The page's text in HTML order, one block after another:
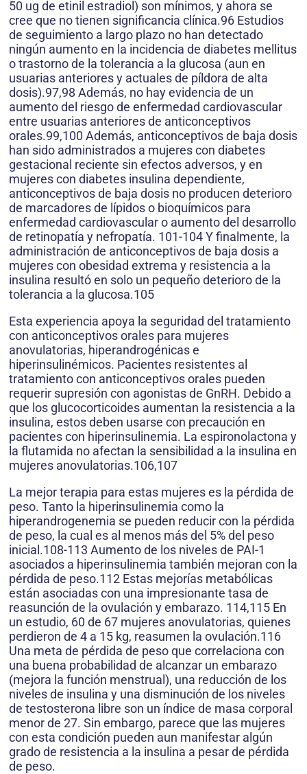
50 ug de etinil estradiol) son mínimos, y ahora se
cree que no tienen significancia clínica.96 Estudios
de seguimiento a largo plazo no han detectado
ningún aumento en la incidencia de diabetes mellitus
o trastorno de la tolerancia a la glucosa (aun en
usuarias anteriores y actuales de píldora de alta
dosis).97,98 Además, no hay evidencia de un
aumento del riesgo de enfermedad cardiovascular
entre usuarias anteriores de anticonceptivos
orales.99,100 Además, anticonceptivos de baja dosis
han sido administrados a mujeres con diabetes
gestacional reciente sin efectos adversos, y en
mujeres con diabetes insulina dependiente,
anticonceptivos de baja dosis no producen deterioro
de marcadores de lípidos o bioquímicos para
enfermedad cardiovascular o aumento del desarrollo
de retinopatía y nefropatía. 101-104 Y finalmente, la
administración de anticonceptivos de baja dosis a
mujeres con obesidad extrema y resistencia a la
insulina resultó en solo un pequeño deterioro de la
tolerancia a la glucosa.105
Esta experiencia apoya la seguridad del tratamiento
con anticonceptivos orales para mujeres
anovulatorias, hiperandrogénicas e
hiperinsulinémicos. Pacientes resistentes al
tratamiento con anticonceptivos orales pueden
requerir supresión con agonistas de GnRH. Debido a
que los glucocorticoides aumentan la resistencia a la
insulina, estos deben usarse con precaución en
pacientes con hiperinsulinemia. La espironolactona y
la flutamida no afectan la sensibilidad a la insulina en
mujeres anovulatorias.106,107
La mejor terapia para estas mujeres es la pérdida de
peso. Tanto la hiperinsulinemia como la
hiperandrogenemia se pueden reducir con la pérdida
de peso, la cual es al menos más del 5% del peso
inicial.108-113 Aumento de los niveles de PAI-1
asociados a hiperinsulinemia también mejoran con la
pérdida de peso.112 Estas mejorías metabólicas
están asociadas con una impresionante tasa de
reasunción de la ovulación y embarazo. 114,115 En
un estudio, 60 de 67 mujeres anovulatorias, quienes
perdieron de 4 a 15 kg, reasumen la ovulación.116
Una meta de pérdida de peso que correlaciona con
una buena probabilidad de alcanzar un embarazo
(mejora la función menstrual), una reducción de los
niveles de insulina y una disminución de los niveles
de testosterona libre son un índice de masa corporal
menor de 27. Sin embargo, parece que las mujeres
con esta condición pueden aun manifestar algún
grado de resistencia a la insulina a pesar de pérdida
de peso.